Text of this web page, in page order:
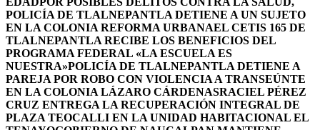
POLICÍA DE TLALNEPANTLA DETIENE A UN SUJETO
EN LA COLONIA REFORMA URBANAEL CETIS 165 DE
TLALNEPANTLA RECIBE LOS BENEFICIOS DEL
PROGRAMA FEDERAL «LA ESCUELA ES
NUESTRA»POLICÍA DE TLALNEPANTLA DETIENE A
PAREJA POR ROBO CON VIOLENCIA A TRANSEÚNTE
EN LA COLONIA LÁZARO CÁRDENASRACIEL PÉREZ
CRUZ ENTREGA LA RECUPERACIÓN INTEGRAL DE
PLAZA TEOCALLI EN LA UNIDAD HABITACIONAL EL